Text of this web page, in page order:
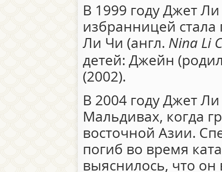
В 1999 году Джет
избранницей стала
Ли Чи (англ. Nina Li
детей: Джейн
(2002).
В 2004 году Джет
Мальдивах, когда
восточной Азии.
погиб во время
выяснилось, что